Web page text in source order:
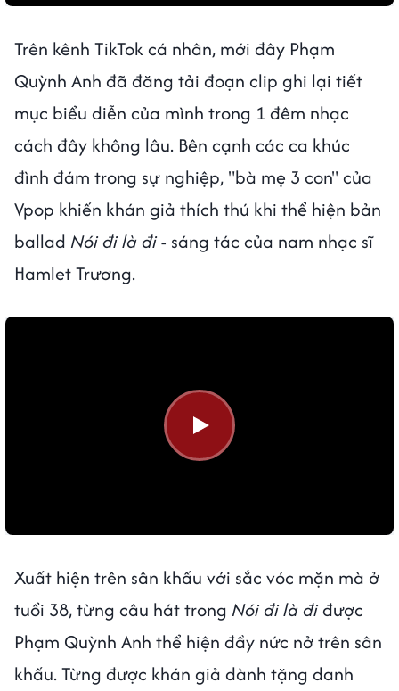
Trên kênh TikTok cá nhân, mới đây Phạm
Quỳnh Anh đã đăng tải đoạn clip ghi lại tiết
mục biểu diễn của mình trong 1 đêm nhạc
cách đây không lâu. Bên cạnh các ca khúc
đình đám trong sự nghiệp, "bà mẹ 3 con" của
Vpop khiến khán giả thích thú khi thể hiện bản
ballad Nói đi là đi- sáng tác của nam nhạc sĩ
Hamlet Trương.
Xuất hiện trên sân khấu với sắc vóc mặn mà ở
tuổi 38, từng câu hát trong Nói đi là điđược
Phạm Quỳnh Anh thể hiện đầy nức nở trên sân
khấu. Từng được khán giả dành tặng danh